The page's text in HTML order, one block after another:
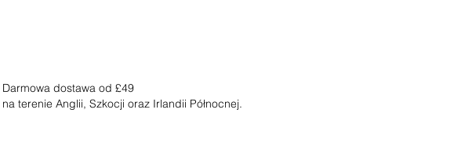
Darmowa dostawa od £49
na terenie Anglii, Szkocji oraz Irlandii Północnej.